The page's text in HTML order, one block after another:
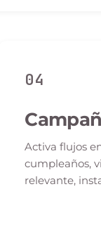
04
Activa flujos
cumpleaños,
relevante,